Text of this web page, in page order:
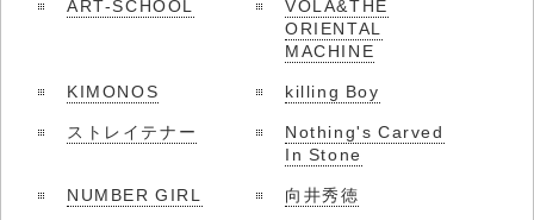
ORIENTAL
MACHINE
KIMONOS
killing Boy
ストレイテナー
Nothing's Carved
In Stone
NUMBER GIRL
向井秀徳